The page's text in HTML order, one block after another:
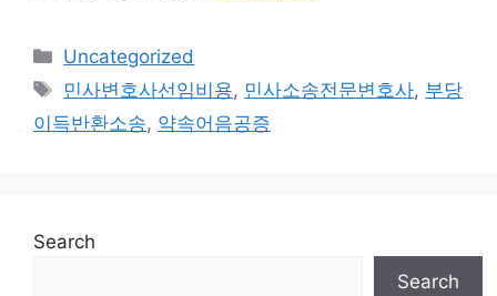
Categories
Uncategorized
Tags
민사변호사선임비용, 민사소송전문변호사, 부당
이득반환소송, 약속어음공증
Search
Search